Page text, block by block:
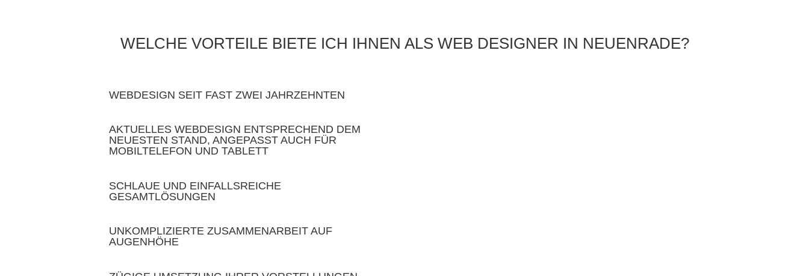
WELCHE VORTEILE BIETE ICH IHNEN ALS WEB DESIGNER IN NEUENRADE?
WEBDESIGN SEIT FAST ZWEI JAHRZEHNTEN
AKTUELLES WEBDESIGN ENTSPRECHEND DEM
NEUESTEN STAND, ANGEPASST AUCH FÜR
MOBILTELEFON UND TABLETT
SCHLAUE UND EINFALLSREICHE
GESAMTLÖSUNGEN
UNKOMPLIZIERTE ZUSAMMENARBEIT AUF
AUGENHÖHE